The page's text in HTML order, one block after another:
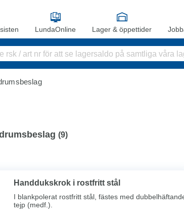
LundaOnline Lager & öppettider
(9)
Handdukskrok i rostfritt stål
I blankpolerat rostfritt stål, fästes med
tejp (medf.).